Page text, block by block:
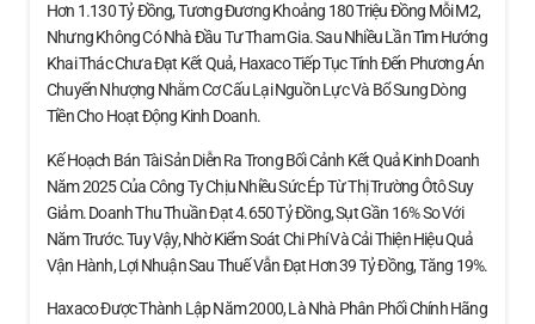
Hơn 1.130 Tỷ Đồng, Tương Đương Khoảng 180 Triệu Đồng Mỗi M2,
Nhưng Không Có Nhà Đầu Tư Tham Gia. Sau Nhiều Lần Tìm Hướng
Khai Thác Chưa Đạt Kết Quả, Haxaco Tiếp Tục Tính Đến Phương Án
Chuyển Nhượng Nhằm Cơ Cấu Lại Nguồn Lực Và Bổ Sung Dòng
Tiền Cho Hoạt Động Kinh Doanh.
Kế Hoạch Bán Tài Sản Diễn Ra Trong Bối Cảnh Kết Quả Kinh Doanh
Năm 2025 Của Công Ty Chịu Nhiều Sức Ép Từ Thị Trường Ôtô Suy
Giảm. Doanh Thu Thuần Đạt 4.650 Tỷ Đồng, Sụt Gần 16% So Với
Năm Trước. Tuy Vậy, Nhờ Kiểm Soát Chi Phí Và Cải Thiện Hiệu Quả
Vận Hành, Lợi Nhuận Sau Thuế Vẫn Đạt Hơn 39 Tỷ Đồng, Tăng 19%.
Haxaco Được Thành Lập Năm 2000, Là Nhà Phân Phối Chính Hãng